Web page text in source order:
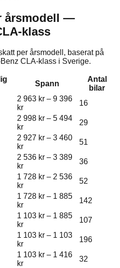
årsmodell —
klass
per årsmodell, baserat på
CLA-klass i Sverige.
Spann
Antal
bilar
2 963 kr – 9 396
kr
16
2 998 kr – 5 494
kr
29
2 927 kr – 3 460
kr
51
2 536 kr – 3 389
kr
36
1 728 kr – 2 536
kr
52
1 728 kr – 1 885
kr
142
1 103 kr – 1 885
kr
107
1 103 kr – 1 103
kr
196
1 103 kr – 1 416
kr
32